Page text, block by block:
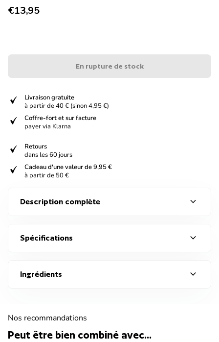
Prix normal
€13,95
En rupture de stock
verified
Livraison gratuite
à partir de 40 € (sinon 4,95 €)
verified
Coffre-fort et sur facture
payer via Klarna
verified
Retours
dans les 60 jours
verified
Cadeau d'une valeur de 9,95 €
à partir de 50 €
Description complète expand_more
Spécifications expand_more
Ingrédients expand_more
Nos recommandations
Peut être bien combiné avec...